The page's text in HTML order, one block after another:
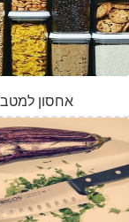
אחסון